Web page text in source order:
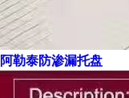
阿勒泰防渗漏托盘